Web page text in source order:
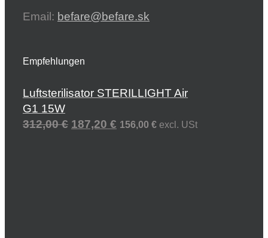
Email: befare@befare.sk
Empfehlungen
Luftsterilisator STERILLIGHT Air
G1 15W
312,00€ 187,20 € 156,00 € excl. USt